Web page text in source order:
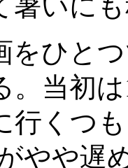
ひと
。当初
行くつ
やや遅